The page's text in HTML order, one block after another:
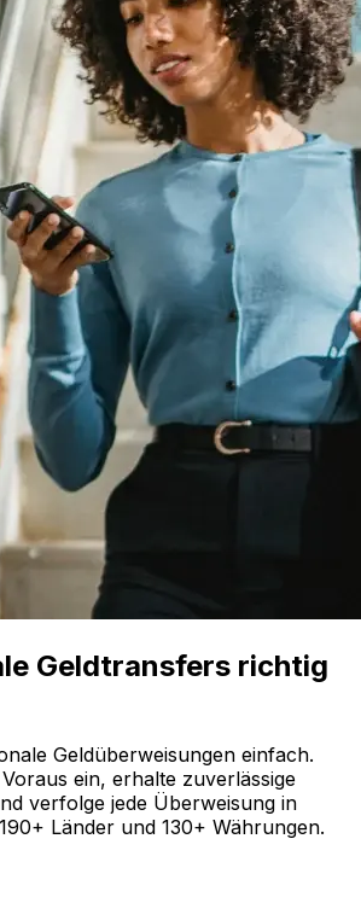
Geldtransfers richtig
Geldüberweisungen einfach.
ein, erhalte zuverlässige
verfolge jede Überweisung in
Länder und 130+ Währungen.